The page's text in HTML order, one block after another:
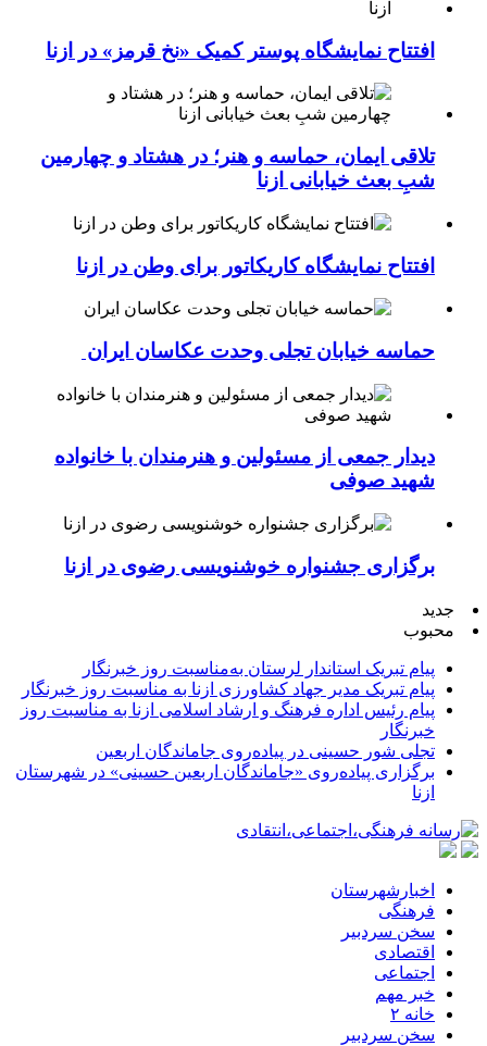
افتتاح نمایشگاه پوستر کمیک «نخ قرمز» در ازنا
تلاقی ایمان، حماسه و هنر؛ در هشتاد و چهارمین
شبِ بعث خیابانی ازنا
افتتاح نمایشگاه کاریکاتور برای وطن در ازنا
حماسه خیابان تجلی وحدت عکاسان ایران
دیدار جمعی از مسئولین و هنرمندان با خانواده
شهید صوفی
برگزاری جشنواره خوشنویسی رضوی در ازنا
جدید
محبوب
پیام تبریک استاندار لرستان به‌مناسبت روز خبرنگار
پیام تبریک مدیر جهاد کشاورزی ازنا به مناسبت روز خبرنگار
پیام رئیس اداره فرهنگ و ارشاد اسلامی ازنا به مناسبت روز
خبرنگار
تجلی شور حسینی در پیاده‌روی جاماندگان اربعین
برگزاری پیاده‌روی «جاماندگان اربعین حسینی» در شهرستان
ازنا
اخبارشهرستان
فرهنگی
سخن سردبیر
اقتصادی
اجتماعی
خبر مهم
خانه ۲
سخن سردبیر